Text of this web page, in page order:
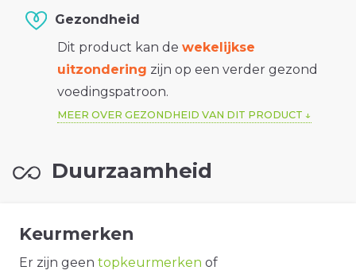
Gezondheid
Dit product kan de wekelijkse
uitzondering zijn op een verder gezond
voedingspatroon.
MEER OVER GEZONDHEID VAN DIT PRODUCT
Duurzaamheid
Keurmerken
Er zijn geen topkeurmerken of